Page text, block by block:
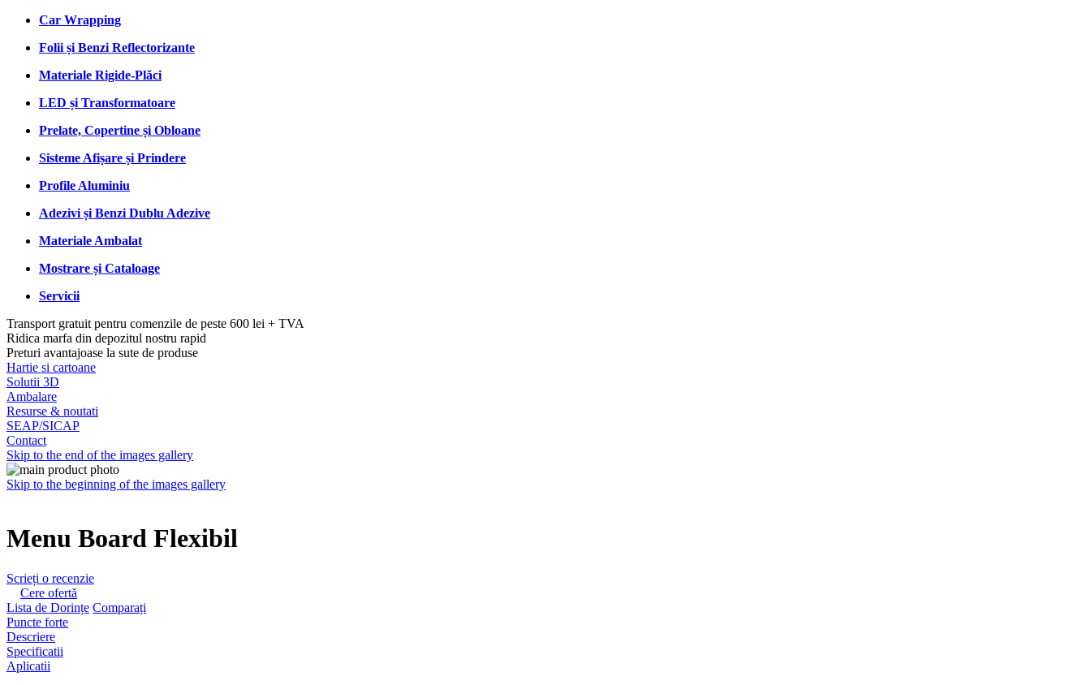
Car Wrapping
Folii și Benzi Reflectorizante
Materiale Rigide-Plăci
LED și Transformatoare
Prelate, Copertine și Obloane
Sisteme Afișare și Prindere
Profile Aluminiu
Adezivi și Benzi Dublu Adezive
Materiale Ambalat
Mostrare și Cataloage
Servicii
Transport gratuit pentru comenzile de peste 600 lei + TVA
Ridica marfa din depozitul nostru rapid
Preturi avantajoase la sute de produse
Hartie si cartoane
Solutii 3D
Ambalare
Resurse & noutati
SEAP/SICAP
Contact
Skip to the end of the images gallery
Skip to the beginning of the images gallery
Menu Board Flexibil
Scrieți o recenzie
Cere ofertă
Lista de Dorințe Comparați
Puncte forte
Descriere
Specificatii
Aplicatii